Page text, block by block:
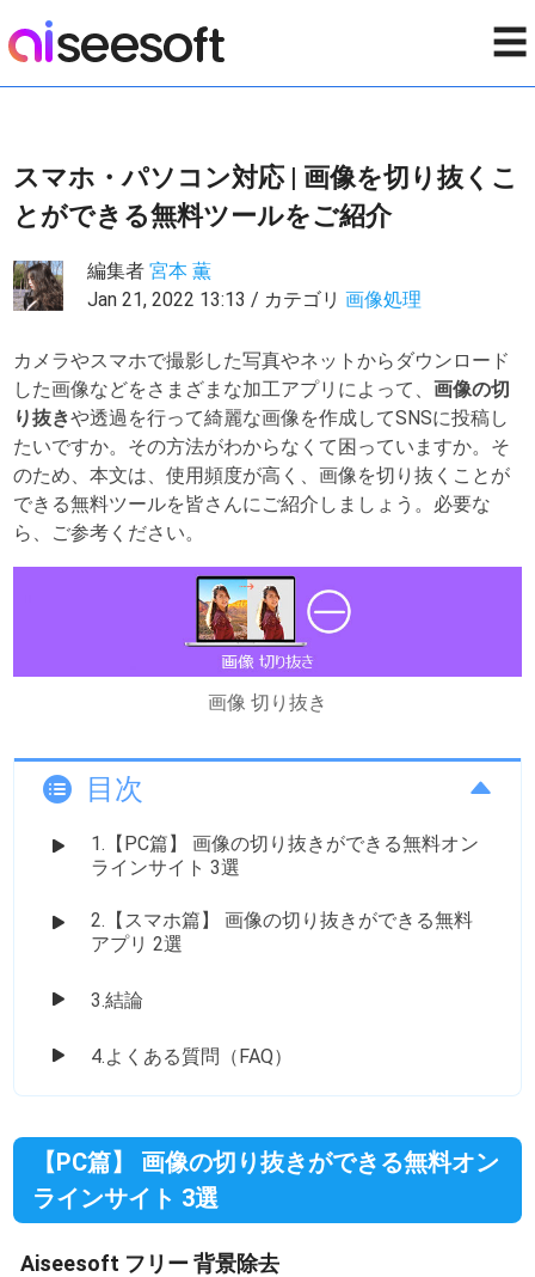
☰
スマホ・パソコン対応 | 画像を切り抜くこ
とができる無料ツールをご紹介
編集者宮本 薫
Jan 21, 2022 13:13 / カテゴリ画像処理
カメラやスマホで撮影した写真やネットからダウンロード
した画像などをさまざまな加工アプリによって、画像の切
り抜きや透過を行って綺麗な画像を作成してSNSに投稿し
たいですか。その方法がわからなくて困っていますか。そ
のため、本文は、使用頻度が高く、画像を切り抜くことが
できる無料ツールを皆さんにご紹介しましょう。必要な
ら、ご参考ください。
画像 切り抜き
目次
1.【PC篇】 画像の切り抜きができる無料オン
ラインサイト 3選
2.【スマホ篇】 画像の切り抜きができる無料
アプリ 2選
3.結論
4.よくある質問（FAQ）
【PC篇】 画像の切り抜きができる無料オン
ラインサイト 3選
Aiseesoft フリー 背景除去